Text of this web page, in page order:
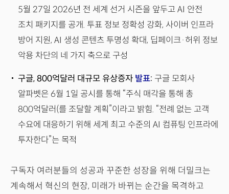
5월 27일 2026년 전 세계 선거 시즌을 앞두고 AI 안전
조치 패키지를 공개. 투표 정보 정확성 강화, 사이버 인프라
방어 지원, AI 생성 콘텐츠 투명성 확대, 딥페이크·허위 정보
악용 차단의 네 가지 축으로 구성
구글, 800억달러 대규모 유상증자 발표: 구글 모회사
알파벳은 6월 1일 공시를 통해 “주식 매각을 통해 총
800억달러(를 조달할 계획”이라고 밝힘. “전례 없는 고객
수요에 대응하기 위해 세계 최고 수준의 AI 컴퓨팅 인프라에
투자한다”는 목적
구독자 여러분들의 성공과 꾸준한 성장을 위해 더밀크는
계속해서 혁신의 현장, 미래가 바뀌는 순간을 목격하고